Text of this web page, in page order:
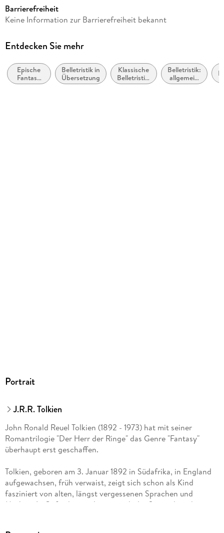
Altersempfehlung
Reihe
Autor/Autorin
J.R.R. Tolkien
Barrierefreiheit
Keine Information zur Barrierefreiheit bekannt
Entdecken Sie mehr
Epische
Fantasy
(High
Belletristik in
Übersetzung
Klassische
Belletristik:
allgemein
Belletristik:
allgemein
und
Portrait
J.R.R. Tolkien
John Ronald Reuel Tolkien (1892 - 1973) hat mit seiner
Romantrilogie "Der Herr der Ringe" das Genre "Fantasy"
überhaupt erst geschaffen.
Tolkien, geboren am 3. Januar 1892 in Südafrika, in England
aufgewachsen, früh verwaist, zeigt sich schon als Kind
fasziniert von alten, längst vergessenen Sprachen und
Mythen. In Oxford spezialisierte sich der Stipendiat, der seit